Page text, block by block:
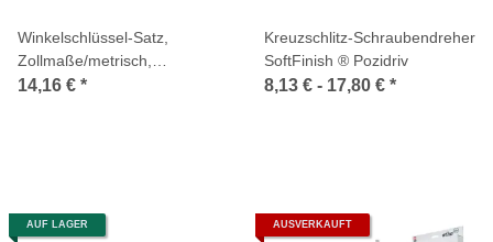
Winkelschlüssel-Satz,
Zollmaße/metrisch,
Innensechskant, 30-tlg.
14,16 € *
Kreuzschlitz-Schraubendreher
SoftFinish ® Pozidriv
8,13 € - 17,80 € *
AUF LAGER AUSVERKAUFT